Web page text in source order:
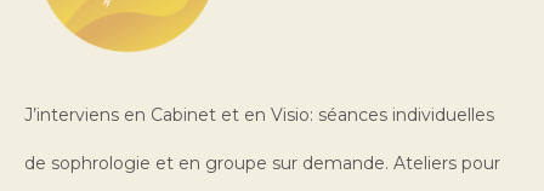
J’interviens en Cabinet et en Visio: séances individuelles
de sophrologie et en groupe sur demande. Ateliers pour